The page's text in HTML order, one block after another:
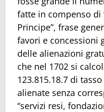
fatte in compenso di
Principe”, frase
favori e concessioni
delle alienazioni
che nel 1702 si
123.815.18.7 di
alienate senza
“servizi resi,